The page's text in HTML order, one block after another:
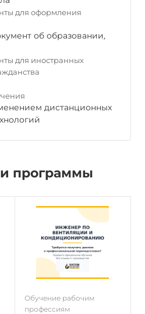
для оформления
об образовании,
для иностранных
дистанционных
программы
Обучение рабочим
профессиям